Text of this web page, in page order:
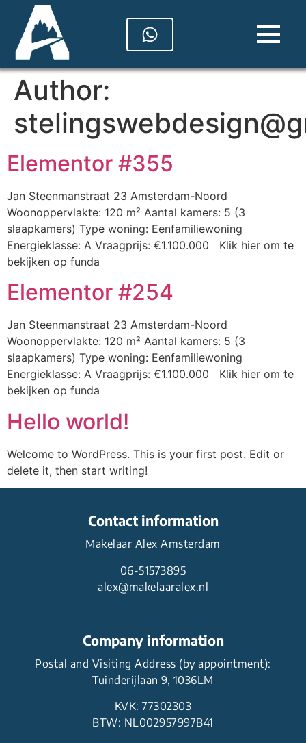
Author:
Elementor #355
Jan Steenmanstraat 23 Amsterdam-Noord
Woonoppervlakte: 120 m² Aantal kamers: 5 (3
slaapkamers) Type woning: Eenfamiliewoning
Energieklasse: A Vraagprijs: €1.100.000 Klik hier om te
bekijken op funda
Elementor #254
Jan Steenmanstraat 23 Amsterdam-Noord
Woonoppervlakte: 120 m² Aantal kamers: 5 (3
slaapkamers) Type woning: Eenfamiliewoning
Energieklasse: A Vraagprijs: €1.100.000 Klik hier om te
bekijken op funda
Hello world!
Welcome to WordPress. This is your first post. Edit or
delete it, then start writing!
Contact information
Makelaar Alex Amsterdam
06-51573895
alex@makelaaralex.nl
Company information
Postal and Visiting Address (by appointment):
Tuinderijlaan 9, 1036LM
KVK: 77302303
BTW: NL002957997B41